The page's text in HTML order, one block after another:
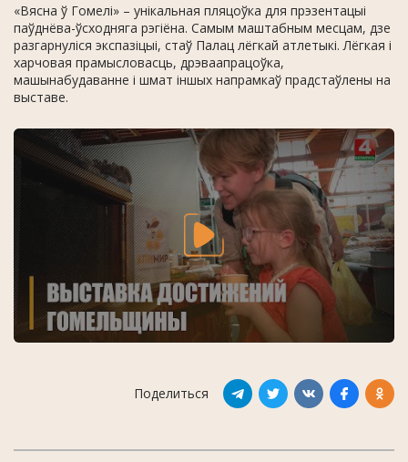
«Вясна ў Гомелі» – унікальная пляцоўка для прэзентацыі
паўднёва-ўсходняга рэгіёна. Самым маштабным месцам, дзе
разгарнуліся экспазіцыі, стаў Палац лёгкай атлетыкі. Лёгкая і
харчовая прамысловасць, дрэваапрацоўка,
машынабудаванне і шмат іншых напрамкаў прадстаўлены на
выставе.
Поделиться